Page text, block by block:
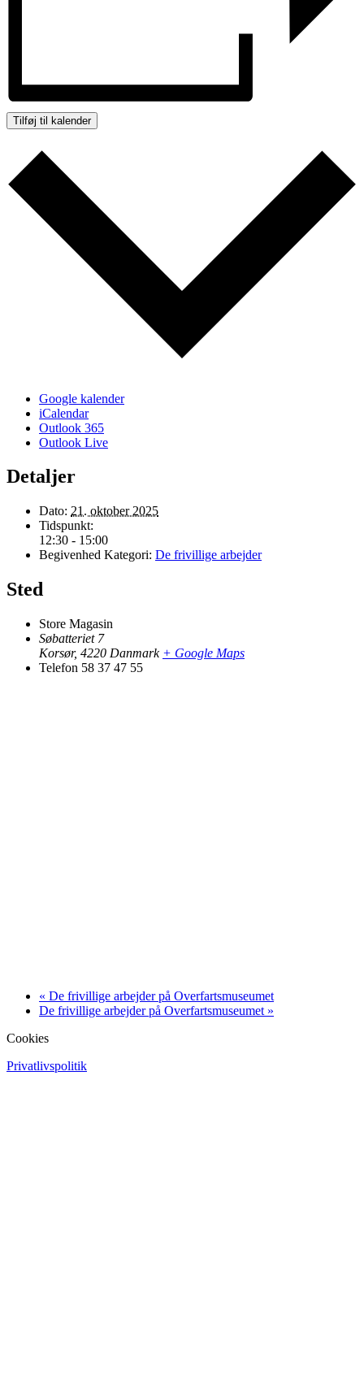
Tilføj til kalender
Google kalender
iCalendar
Outlook 365
Outlook Live
Detaljer
Dato: 21. oktober 2025
Tidspunkt:
12:30 - 15:00
Begivenhed Kategori: De frivillige arbejder
Sted
Store Magasin
Søbatteriet 7
Korsør, 4220 Danmark + Google Maps
Telefon 58 37 47 55
« De frivillige arbejder på Overfartsmuseumet
De frivillige arbejder på Overfartsmuseumet »
Cookies
Privatlivspolitik